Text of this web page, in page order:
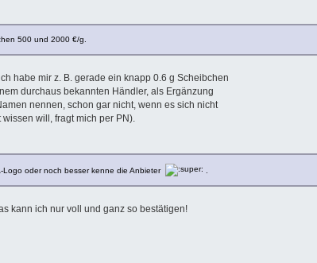
500 und 2000 €/g.
habe mir z. B. gerade ein knapp 0.6 g Scheibchen
durchaus bekannten Händler, als Ergänzung
nennen, schon gar nicht, wenn es sich nicht
will, fragt mich per PN).
Logo oder noch besser kenne die Anbieter
kann ich nur voll und ganz so bestätigen!